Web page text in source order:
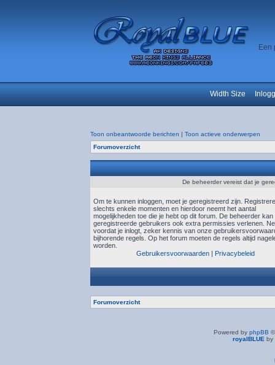
Een
Width Size
Toon onbeantwoorde berichten | Toon actieve onderwerpen
Forumoverzicht
De beheerder vereist dat je
Om te kunnen inloggen, moet je geregistreerd zijn.
slechts enkele momenten en hierdoor neemt het aantal
mogelijkheden toe die je hebt op dit forum. De beheerder kan
geregistreerde gebruikers ook extra permissies verlenen.
voordat je inlogt, zeker kennis van onze
bijhorende regels. Op het forum moeten de regels altijd
worden.
Gebruikersvoorwaarden | Privacybeleid
Forumoverzicht
Powered by phpBB
royalBLUE by